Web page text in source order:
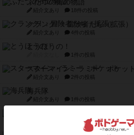
ふたつの街の物語
紹介文あり 18件の投稿
クランク! ：冒険者たち（拡張）
紹介文あり 4件の投稿
とうほうの！
1件の投稿
スターマイン・ラミー ポケット
紹介文あり 2件の投稿
海兵隊
紹介文あり 1件の投稿
1件の投稿